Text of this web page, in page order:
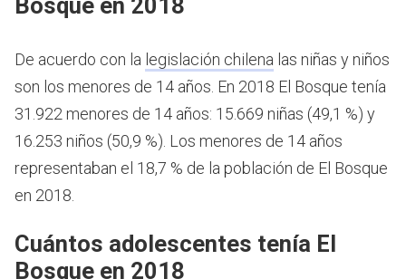
Bosque en 2018
De acuerdo con la legislación chilena las niñas y niños
son los menores de 14 años. En 2018 El Bosque tenía
31.922 menores de 14 años: 15.669 niñas (49,1 %) y
16.253 niños (50,9 %). Los menores de 14 años
representaban el 18,7 % de la población de El Bosque
en 2018.
Cuántos adolescentes tenía El
Bosque en 2018